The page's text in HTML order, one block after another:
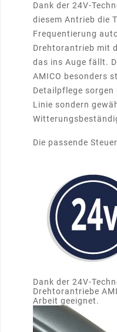
Dank der 24V-
diesem Antrieb die
Frequentierung
Drehtorantrieb mit
das ins Auge fällt.
AMICO besonders
Detailpflege
Linie sondern
Die passende
Dank der 24V-
Drehtorantriebe
Arbeit geeignet.